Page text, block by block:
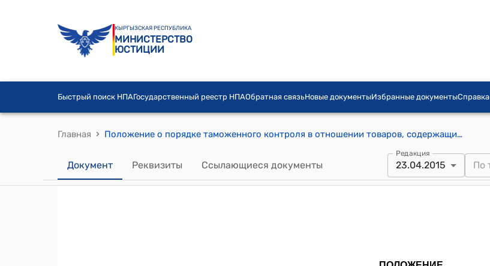
КЫРГЫЗСКАЯ РЕСПУБЛИКА
МИНИСТЕРСТВО
ЮСТИЦИИ
Быстрый поиск НПАГосударственный реестр НПАОбратная связьНовые документыИзбранные документыСправка
Главная › Положение о порядке таможенного контроля в отношении товаров, содержащих объекты интеллектуальной собственности (утверждено постановлением Правительства Кыргызской Республики от 27 ноября 2000 года N 694)
Документ Реквизиты Ссылающиеся документы
Редакция
23.04.2015